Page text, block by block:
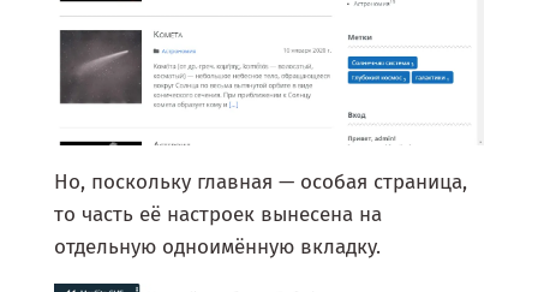
Но, поскольку главная — особая страница,
то часть её настроек вынесена на
отдельную одноимённую вкладку.